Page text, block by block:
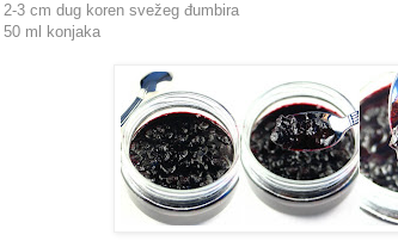
2-3 cm dug koren svežeg đumbira
50 ml konjaka